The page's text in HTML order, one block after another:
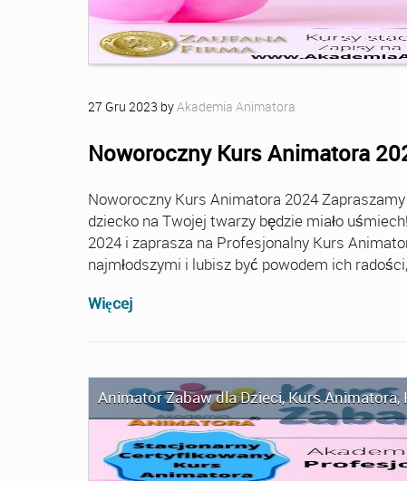
27 Gru 2023 byAkademia Animatora
Noworoczny Kurs Animatora
Noworoczny Kurs Animatora 2024
dziecko na Twojej twarzy będzie miało
2024 i zaprasza na Profesjonalny Kurs
najmłodszymi i lubisz być powodem ich
Więcej
Animator Zabaw dla Dzieci,Kurs Animatora,